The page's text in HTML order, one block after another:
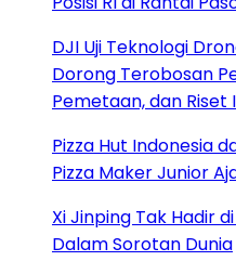
DJI Uji Teknologi
Dorong Terobosan
Pemetaan, dan
Pizza Hut Indonesia
Pizza Maker Junior
Xi Jinping Tak Hadir
Dalam Sorotan Dunia